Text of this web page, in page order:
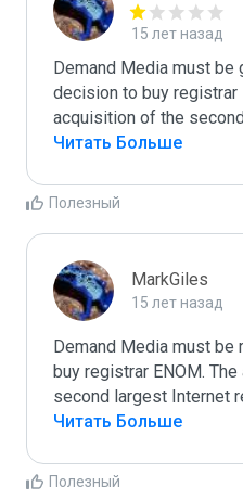
15 лет назад
Demand Media must be
decision to buy registrar
acquisition of the
Читать Больше
Полезный
MarkGiles
15 лет назад
Demand Media must be
buy registrar ENOM.
second largest Internet
Читать Больше
Полезный